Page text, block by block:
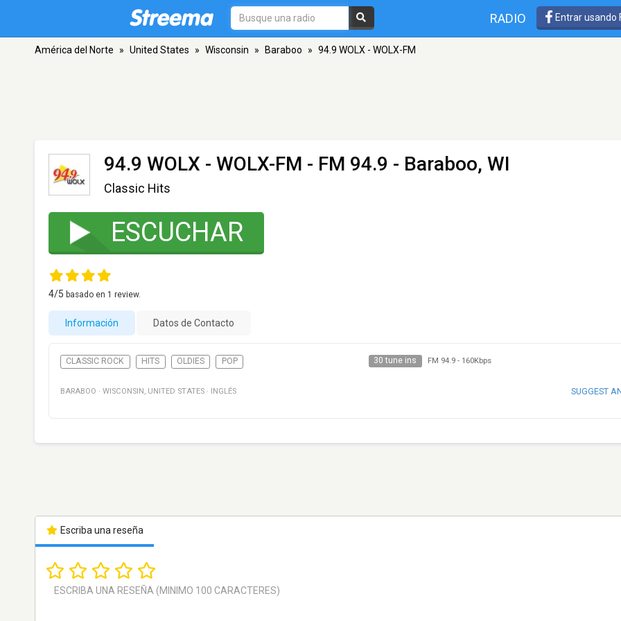
RADIO Entrar usando
América del Norte » United States » Wisconsin » Baraboo » 94.9 WOLX - WOLX-FM
94.9 WOLX - WOLX-FM - FM 94.9 - Baraboo, WI
Classic Hits
ESCUCHAR
4/5 basado en 1 review.
Información Datos de Contacto
CLASSIC ROCK HITS OLDIES POP 30 tune ins FM 94.9- 160Kbps
BARABOO · WISCONSIN , UNITED STATES · INGLÉS SUGGEST
Escriba una reseña